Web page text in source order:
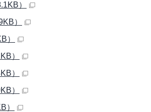
）
）
）
）
）
）
）